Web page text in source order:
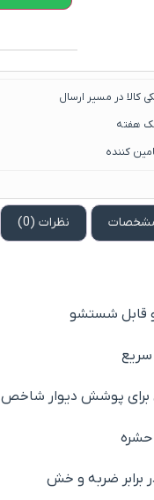
کالا در مسیر ارسال
هفته
کننده
نظرات (0)
قابل شستشو
برای پوشش دیوار شاخص
حشره
برابر ضربه و خش